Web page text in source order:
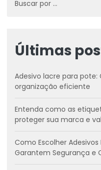
Últimas
Adesivo lacre para
organização eficiente
Entenda como as
proteger sua marca e
Como Escolher
Garantem Segurança e